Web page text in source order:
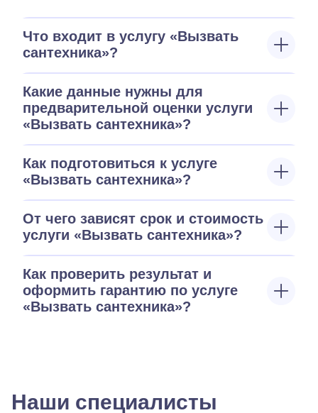
Что входит в услугу «Вызвать
сантехника»?
Какие данные нужны для
предварительной оценки услуги
«Вызвать сантехника»?
Как подготовиться к услуге
«Вызвать сантехника»?
От чего зависят срок и стоимость
услуги «Вызвать сантехника»?
Как проверить результат и
оформить гарантию по услуге
«Вызвать сантехника»?
Наши специалисты